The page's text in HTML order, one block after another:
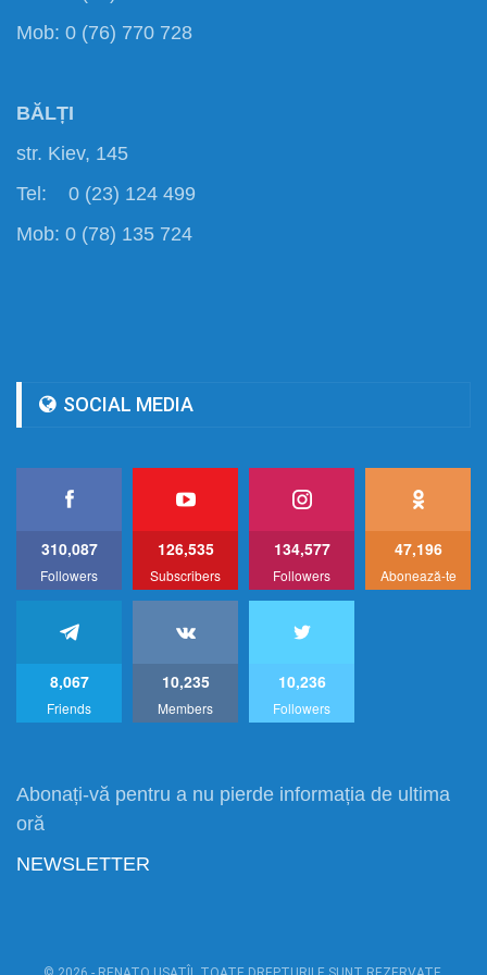
Mob: 0 (76) 770 728
BĂLȚI
str. Kiev, 145
Tel: 0 (23) 124 499
Mob: 0 (78) 135 724
SOCIAL MEDIA
310,087
Followers
126,535
Subscribers
134,577
Followers
47,196
Abonează-te
8,067
Friends
10,235
Members
10,236
Followers
Abonați-vă pentru a nu pierde informația de ultima
oră
NEWSLETTER